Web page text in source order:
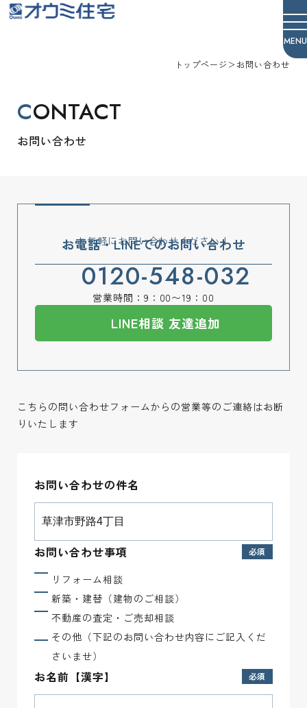
トップページ＞お問い合わせ
CONTACT
お問い合わせ
お気軽にお問い合わせください！
お電話・LINEでのお問い合わせ
0120-548-032
営業時間：9：00〜19：00
LINE相談 友達追加
こちらの問い合わせフォームからの営業等のご連絡はお断
りいたします
お問い合わせの件名
お問い合わせ事項
リフォーム相談
新築・建替（建物のご相談）
不動産の査定・ご売却相談
その他（下記のお問い合わせ内容にご記入くだ
さいませ）
お名前【漢字】